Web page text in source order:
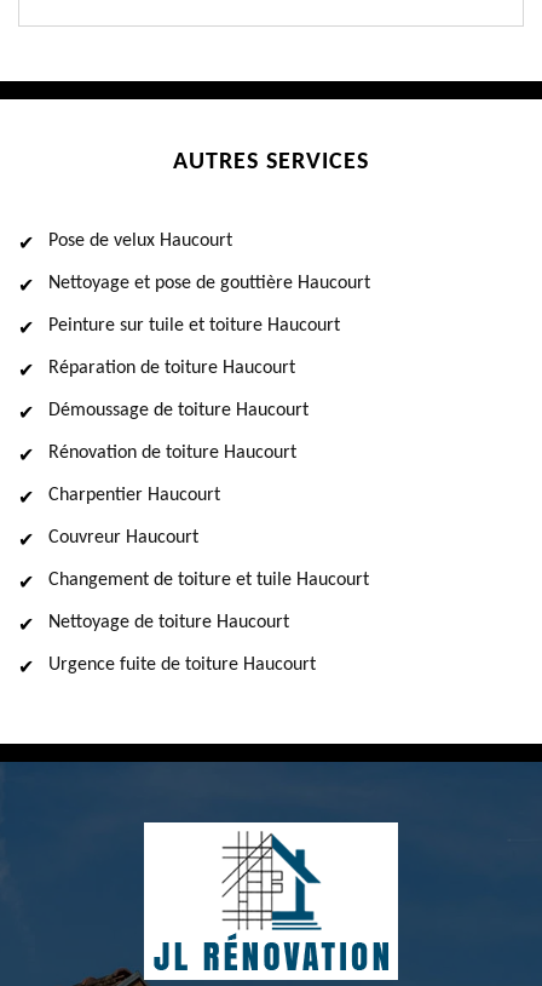
AUTRES SERVICES
Pose de velux Haucourt
Nettoyage et pose de gouttière Haucourt
Peinture sur tuile et toiture Haucourt
Réparation de toiture Haucourt
Démoussage de toiture Haucourt
Rénovation de toiture Haucourt
Charpentier Haucourt
Couvreur Haucourt
Changement de toiture et tuile Haucourt
Nettoyage de toiture Haucourt
Urgence fuite de toiture Haucourt